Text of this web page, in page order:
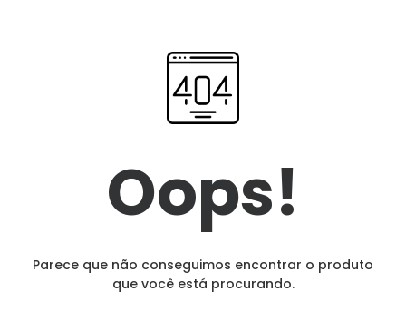
Oops!
Parece que não conseguimos encontrar o produto
que você está procurando.